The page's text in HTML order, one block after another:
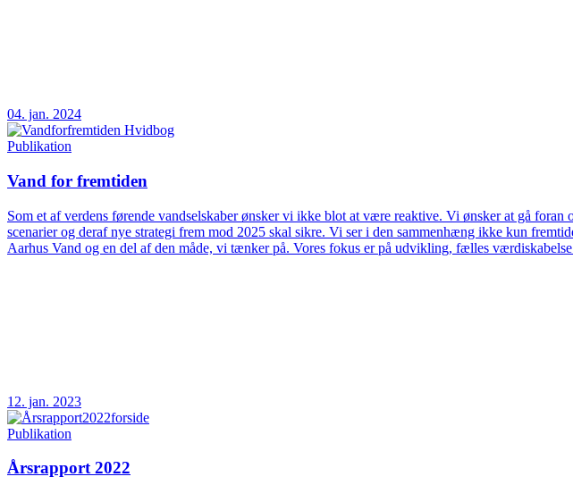
04. jan. 2024
Publikation
Vand for fremtiden
Som et af verdens førende vandselskaber ønsker vi ikke blot at være reaktive. Vi ønsker at gå
scenarier og deraf nye strategi frem mod 2025 skal sikre. Vi ser i den sammenhæng ikke kun
Aarhus Vand og en del af den måde, vi tænker på. Vores fokus er på udvikling, fælles værdiskabelse
12. jan. 2023
Publikation
Årsrapport 2022